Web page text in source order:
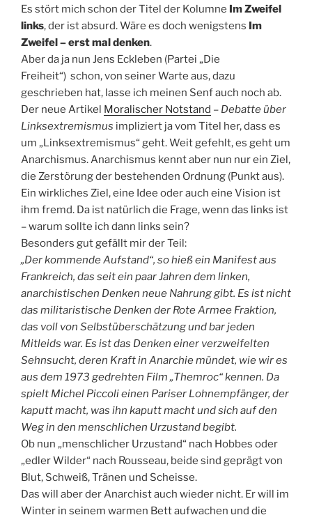
Es stört mich schon der Titel der Kolumne Im Zweifel
links, der ist absurd. Wäre es doch wenigstens Im
Zweifel – erst mal denken.
Aber da ja nun Jens Eckleben (Partei „Die
Freiheit“) schon, von seiner Warte aus, dazu
geschrieben hat, lasse ich meinen Senf auch noch ab.
Der neue Artikel Moralischer Notstand – Debatte über
Linksextremismus impliziert ja vom Titel her, dass es
um „Linksextremismus“ geht. Weit gefehlt, es geht um
Anarchismus. Anarchismus kennt aber nun nur ein Ziel,
die Zerstörung der bestehenden Ordnung (Punkt aus).
Ein wirkliches Ziel, eine Idee oder auch eine Vision ist
ihm fremd. Da ist natürlich die Frage, wenn das links ist
– warum sollte ich dann links sein?
Besonders gut gefällt mir der Teil:
„Der kommende Aufstand“, so hieß ein Manifest aus
Frankreich, das seit ein paar Jahren dem linken,
anarchistischen Denken neue Nahrung gibt. Es ist nicht
das militaristische Denken der Rote Armee Fraktion,
das voll von Selbstüberschätzung und bar jeden
Mitleids war. Es ist das Denken einer verzweifelten
Sehnsucht, deren Kraft in Anarchie mündet, wie wir es
aus dem 1973 gedrehten Film „Themroc“ kennen. Da
spielt Michel Piccoli einen Pariser Lohnempfänger, der
kaputt macht, was ihn kaputt macht und sich auf den
Weg in den menschlichen Urzustand begibt.
Ob nun „menschlicher Urzustand“ nach Hobbes oder
„edler Wilder“ nach Rousseau, beide sind geprägt von
Blut, Schweiß, Tränen und Scheisse.
Das will aber der Anarchist auch wieder nicht. Er will im
Winter in seinem warmen Bett aufwachen und die